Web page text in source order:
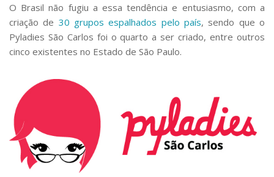
O Brasil não fugiu a essa tendência e entusiasmo, com a
criação de 30 grupos espalhados pelo país, sendo que o
Pyladies São Carlos foi o quarto a ser criado, entre outros
cinco existentes no Estado de São Paulo.